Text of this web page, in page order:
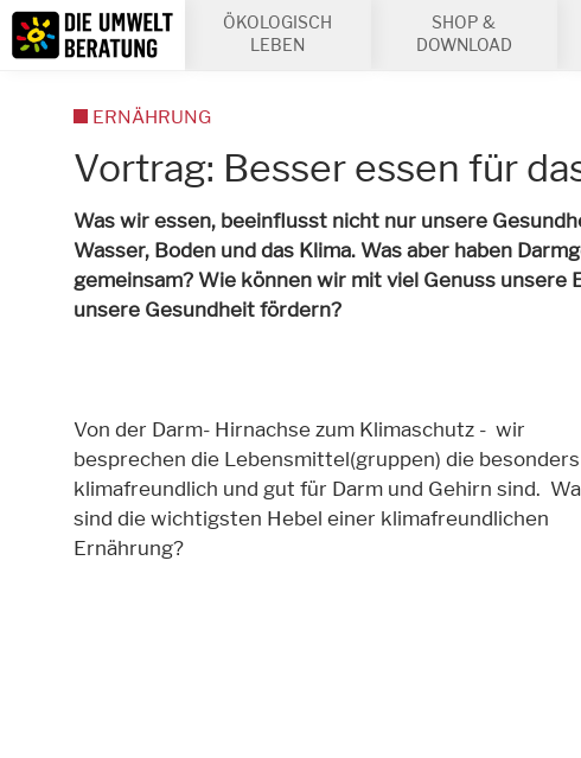
Inhalt
Suche
ÖKOLOGISCH
LEBEN
SHOP &
DOWNLOAD
Vortrag: Besser essen für
Was wir essen, beeinflusst nicht nur unsere
Wasser, Boden und das Klima. Was aber haben
gemeinsam? Wie können wir mit viel Genuss unsere
unsere Gesundheit fördern?
Von der Darm- Hirnachse zum Klimaschutz - wir
besprechen die Lebensmittel(gruppen) die besonders
klimafreundlich und gut für Darm und Gehirn sind.
sind die wichtigsten Hebel einer klimafreundlichen
Ernährung?
ERNÄHRUNG